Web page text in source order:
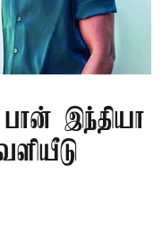
இந்தியா